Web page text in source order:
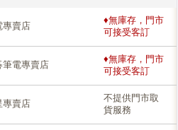
專賣店
♦無庫存，門市
可接受客訂
筆電專賣店
♦無庫存，門市
可接受客訂
專賣店
不提供門市取
貨服務